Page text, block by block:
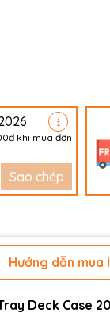
khi mua đơn
Sao chép
Hướng dẫn mua
Deck Case